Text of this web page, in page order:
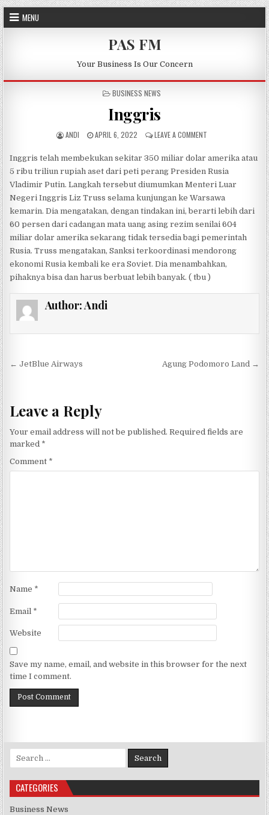
Skip to content
MENU
PAS FM
Your Business Is Our Concern
POSTED IN
BUSINESS NEWS
Inggris
AUTHOR:
ANDI PUBLISHED DATE:
APRIL 6, 2022 LEAVE A COMMENTON INGGRIS
Inggris telah membekukan sekitar 350 miliar dolar amerika atau
5 ribu triliun rupiah aset dari peti perang Presiden Rusia
Vladimir Putin. Langkah tersebut diumumkan Menteri Luar
Negeri Inggris Liz Truss selama kunjungan ke Warsawa
kemarin. Dia mengatakan, dengan tindakan ini, berarti lebih dari
60 persen dari cadangan mata uang asing rezim senilai 604
miliar dolar amerika sekarang tidak tersedia bagi pemerintah
Rusia. Truss mengatakan, Sanksi terkoordinasi mendorong
ekonomi Rusia kembali ke era Soviet. Dia menambahkan,
pihaknya bisa dan harus berbuat lebih banyak. ( tbu )
Author:Andi
Post navigation
← JetBlue Airways Agung Podomoro Land →
Leave a Reply
Your email address will not be published. Required fields are
marked *
Comment *
Name *
Email *
Website
Save my name, email, and website in this browser for the next
time I comment.
Search for:
CATEGORIES
Business News